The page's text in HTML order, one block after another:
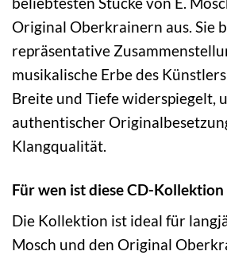
Original Oberkrainern aus. Sie
repräsentative
musikalische Erbe des
Breite und Tiefe widerspiegelt,
authentischer
Klangqualität.
Für wen ist diese CD-Kollektion
Die Kollektion ist ideal für
Mosch und den Original